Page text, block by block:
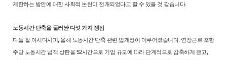
제한하는 방안에 대한 사회적 논란이 전개되었다고 할 수 있을 것 같습니다.
노동시간 단축을 둘러싼 다섯 가지 쟁점
다들 잘 아시다시피, 올해 노동시간 단축 관련 법개정이 이루어졌습니다. 연장근로 포함
주당 노동시간 법적 상한을 52시간으로 기업 규모에 따라 단계적으로 감축하게 됐고,